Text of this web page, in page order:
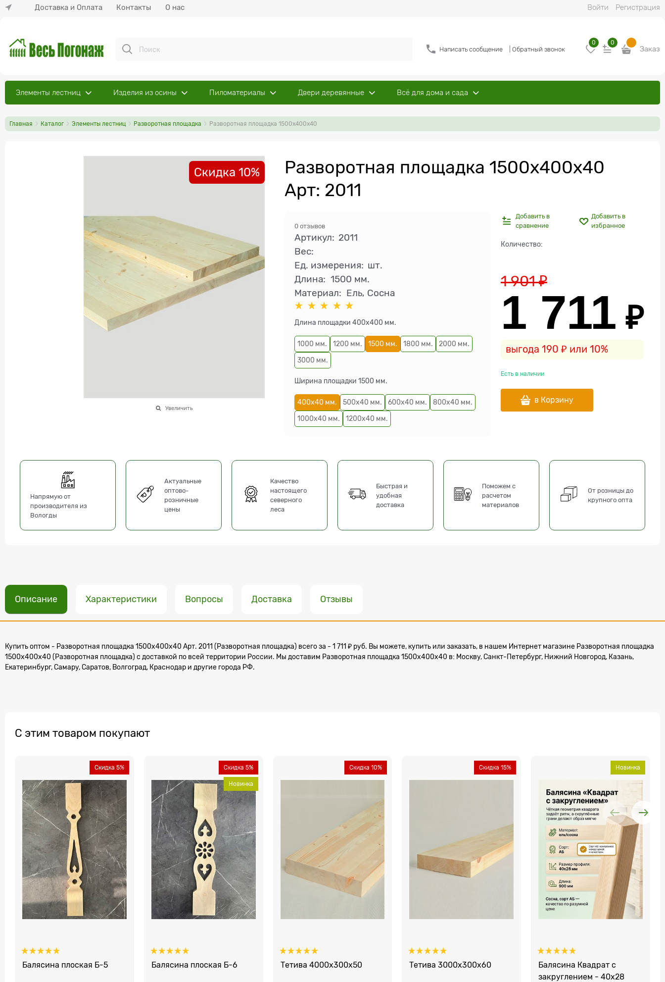
Доставка и Оплата Контакты О нас Войти Регистрация
Написать сообщение Обратный звонок
0 0
Заказ
Элементы лестниц Изделия из осины Пиломатериалы Двери деревянные Всё для дома и сада
Главная Каталог Элементы лестниц Разворотная площадка Разворотная площадка 1500х400х40
Скидка 10%
Увеличить
Разворотная площадка 1500х400х40
Арт: 2011
0 отзывов
Артикул: 2011
Вес:
Ед. измерения: шт.
Длина: 1500 мм.
Материал: Ель, Сосна
Длина площадки 400х400 мм.
1000 мм. 1200 мм. 1500 мм. 1800 мм. 2000 мм.
3000 мм.
Ширина площадки 1500 мм.
400х40 мм. 500х40 мм. 600х40 мм. 800х40 мм.
1000х40 мм. 1200х40 мм.
Добавить в
сравнение
Добавить в
избранное
Количество:
1 901 ₽
1 711 ₽
выгода 190 ₽ или 10%
Есть в наличии
в Корзину
Напрямую от
производителя из
Вологды
Актуальные
оптово-
розничные
цены
Качество
настоящего
северного
леса
Быстрая и
удобная
доставка
Поможем с
расчетом
материалов
От розницы до
крупного опта
Описание Характеристики Вопросы Доставка Отзывы
Купить оптом - Разворотная площадка 1500х400х40 Арт. 2011 (Разворотная площадка) всего за - 1 711 ₽ руб. Вы можете, купить или заказать, в нашем Интернет магазине Разворотная площадка
1500х400х40 (Разворотная площадка) с доставкой по всей территории России. Мы доставим Разворотная площадка 1500х400х40 в: Москву, Санкт-Петербург, Нижний Новгород, Казань,
Екатеринбург, Самару, Саратов, Волгоград, Краснодар и другие города РФ.
С этим товаром покупают
Балясина плоская Б-5
Скидка 5%
Балясина плоская Б-6
Скидка 5%
Новинка
Тетива 4000x300x50
Скидка 10%
Тетива 3000x300x60
Скидка 15%
Балясина Квадрат с
закруглением - 40x28
Новинка